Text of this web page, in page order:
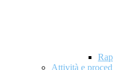
Attività e